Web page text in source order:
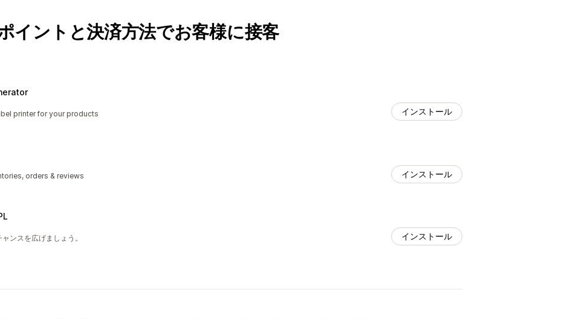
イントと決済方法でお客様に接客
printer for your products
インストール
orders & reviews
インストール
ンスを広げましょう。
インストール